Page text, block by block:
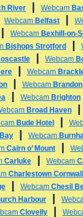
River Webcam
Webcam Belfast
Webcam Bexhill-on-
Bishops Strotford
Webcam
Webcam
Webcam Brandon
Webcam Brighton
Broad Haven
Bude Hotel
Webcam
Cairn o’ Mount
Carluke Webcam
Charlestown Cornwall
Webcam Chesil
Harbour
Clovelly